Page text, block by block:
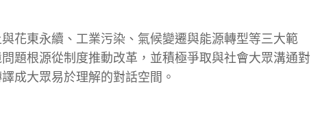
花東永續、工業污染、氣候變遷與能源轉型等三大範
題根源從制度推動改革，並積極爭取與社會大眾溝通對
成大眾易於理解的對話空間。